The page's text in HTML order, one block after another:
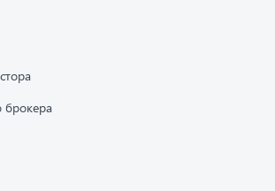
брокера